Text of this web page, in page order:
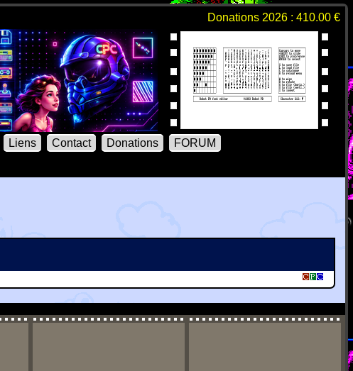
Donations 2026 : 410.00 €
Liens Contact Donations
FORUM